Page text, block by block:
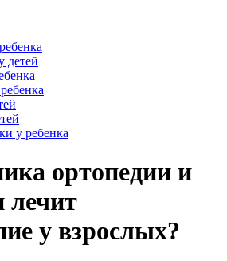
детей
у ребенка
ортопедии и
лечит
у взрослых?